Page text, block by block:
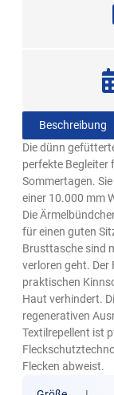
Beschreibung
Die dünn
perfekte Begleiter
Sommertagen.
einer 10.000 mm
Die
für einen guten
Brusttasche sind
verloren geht.
praktischen
Haut verhindert.
regenerativen
Textilrepellent ist
Flecken abweist.